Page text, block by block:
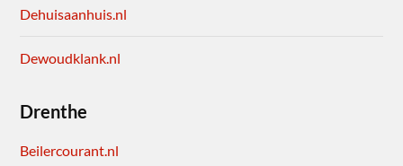
Dehuisaanhuis.nl
Dewoudklank.nl
Drenthe
Beilercourant.nl